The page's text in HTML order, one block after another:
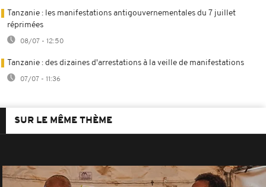
Tanzanie : les manifestations antigouvernementales du 7 juillet
réprimées
08/07 - 12:50
Tanzanie : des dizaines d'arrestations à la veille de manifestations
07/07 - 11:36
SUR LE MÊME THÈME